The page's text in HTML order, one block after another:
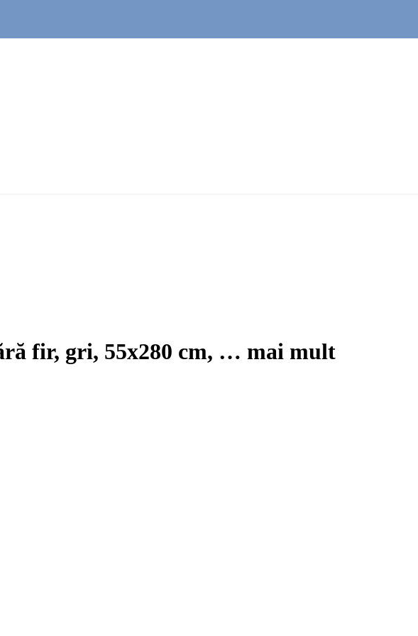
fir, gri, 55x280 cm, … mai mult